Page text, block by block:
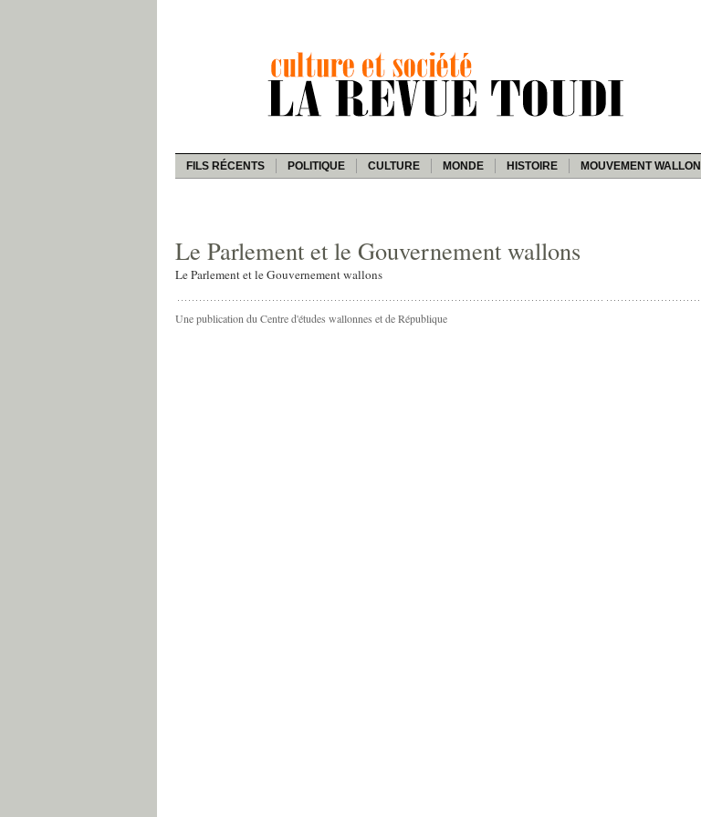
FILS RÉCENTS POLITIQUE CULTURE MONDE HISTOIRE MOUVEMENT WALLON
Le Parlement et le Gouvernement wallons
Le Parlement et le Gouvernement wallons
Une publication du Centre d'études wallonnes et de République